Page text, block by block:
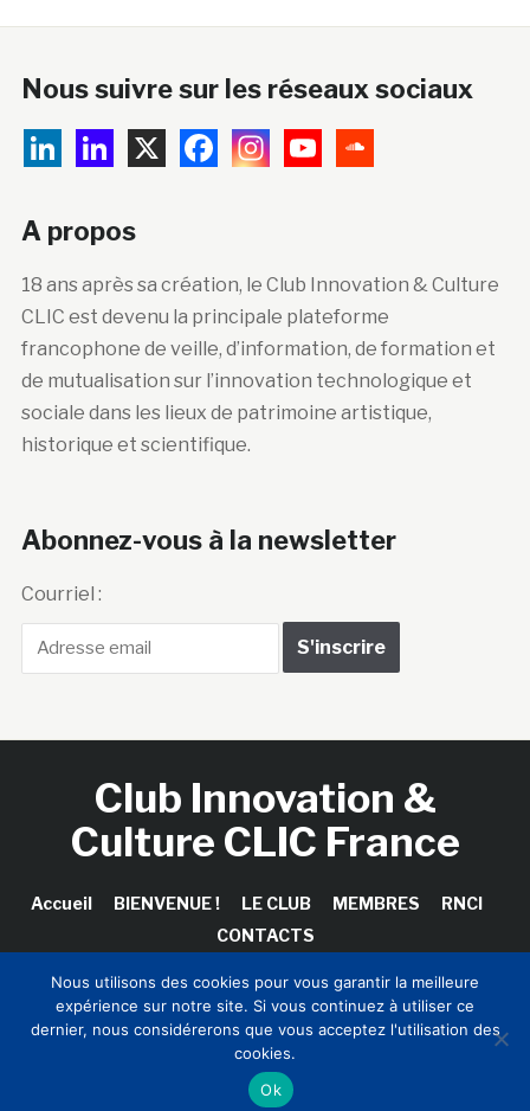
Nous suivre sur les réseaux sociaux
A propos
18 ans après sa création, le Club Innovation & Culture
CLIC est devenu la principale plateforme
francophone de veille, d’information, de formation et
de mutualisation sur l’innovation technologique et
sociale dans les lieux de patrimoine artistique,
historique et scientifique.
Abonnez-vous à la newsletter
Courriel :
Club Innovation &
Culture CLIC France
Accueil BIENVENUE ! LE CLUB MEMBRES
RNCI
CONTACTS
Copyright © 2026 Club Innovation & Culture CLIC France /
Sinapses Conseils
Nous utilisons des cookies pour vous garantir la meilleure
expérience sur notre site. Si vous continuez à utiliser ce
dernier, nous considérerons que vous acceptez l'utilisation des
cookies.
Ok